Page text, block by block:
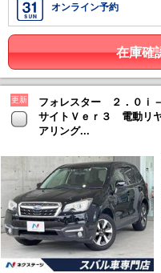
オンライン予約
在庫確
更新
フォレスター ２．０
サイトＶｅｒ３ 電動リ
アリング...